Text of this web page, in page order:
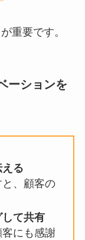
重要です。
ーションを
る
、顧客の
て共有
にも感謝